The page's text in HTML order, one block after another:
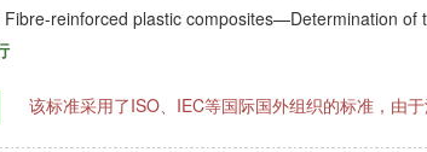
Fibre-reinforced plastic composites—Determination
该标准采用了ISO、IEC等国际国外组织的标准，由